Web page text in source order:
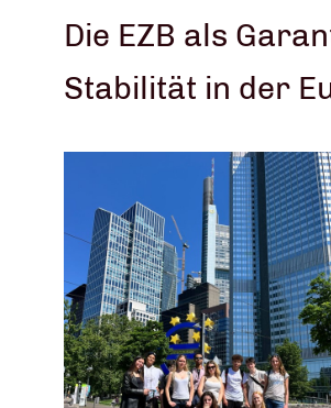
Die EZB als
Stabilität in der